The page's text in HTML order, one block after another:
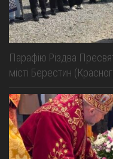
Парафію Різдва
місті Берестин